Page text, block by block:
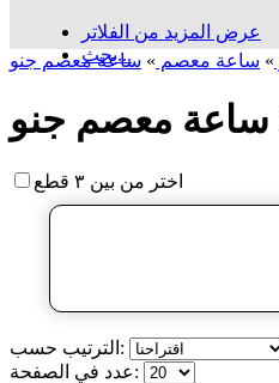
عرض المزيد من الفلاتر
بحث...
» ساعة معصم »
اختر من بين ٣ قطع
الترتيب حسب:
عدد في الصفحة: